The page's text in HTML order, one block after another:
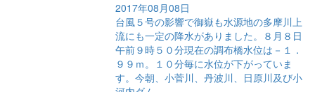
2017年08月08日
台風５号の影響で御嶽も水源地の多摩川上
流にも一定の降水がありました。８月８日
午前９時５０分現在の調布橋水位は－１．
９９ｍ。１０分毎に水位が下がっていま
す。今朝、小菅川、丹波川、日原川及び小